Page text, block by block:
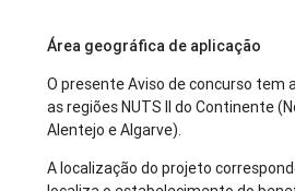
Área geográfica de aplicação
O presente Aviso de concurso tem
as regiões NUTS II do Continente
Alentejo e Algarve).
A localização do projeto